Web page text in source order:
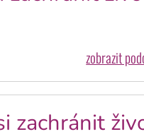
zobrazit
zachránit